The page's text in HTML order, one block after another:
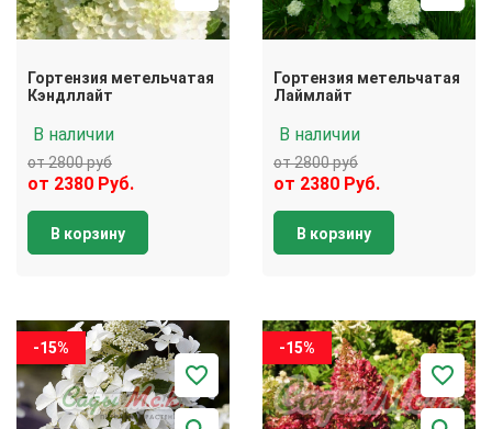
Гортензия метельчатая
Кэндллайт
В наличии
от 2800 руб
от 2380 Руб.
В корзину
Гортензия метельчатая
Лаймлайт
В наличии
от 2800 руб
от 2380 Руб.
В корзину
-15% -15%